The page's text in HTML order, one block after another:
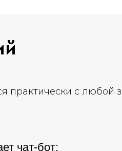
практически с любой
чат-бот: